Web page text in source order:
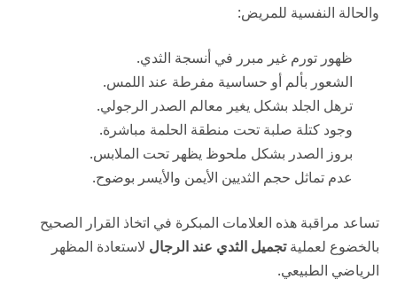
والحالة النفسية للمريض:
ظهور تورم غير مبرر في أنسجة الثدي.
الشعور بألم أو حساسية مفرطة عند اللمس.
ترهل الجلد بشكل يغير معالم الصدر الرجولي.
وجود كتلة صلبة تحت منطقة الحلمة مباشرة.
بروز الصدر بشكل ملحوظ يظهر تحت الملابس.
عدم تماثل حجم الثديين الأيمن والأيسر بوضوح.
تساعد مراقبة هذه العلامات المبكرة في اتخاذ القرار الصحيح
بالخضوع لعمليةتجميل الثدي عند الرجال لاستعادة المظهر
الرياضي الطبيعي.